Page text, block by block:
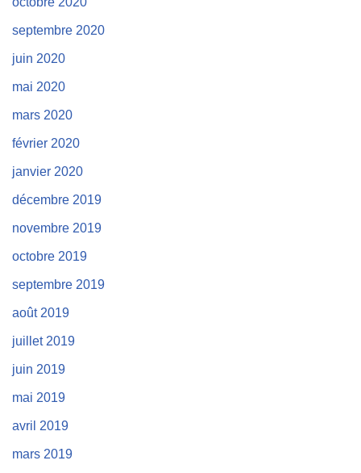
septembre 2020
juin 2020
mai 2020
mars 2020
février 2020
janvier 2020
décembre 2019
novembre 2019
octobre 2019
septembre 2019
août 2019
juillet 2019
juin 2019
mai 2019
avril 2019
mars 2019